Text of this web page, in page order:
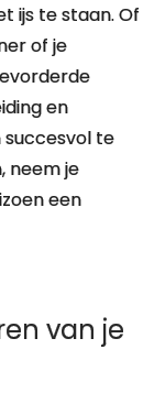
ijs te staan. Of
of je
en
succesvol te
neem je
een
van je